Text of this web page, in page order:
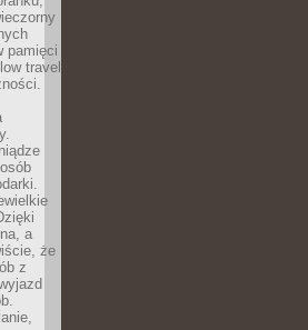
pamięci
travel
a
że
z